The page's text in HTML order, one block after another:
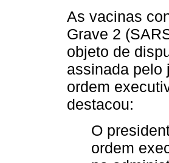
As vacinas
Grave 2
objeto de
assinada pelo
ordem
destacou:
O
ordem